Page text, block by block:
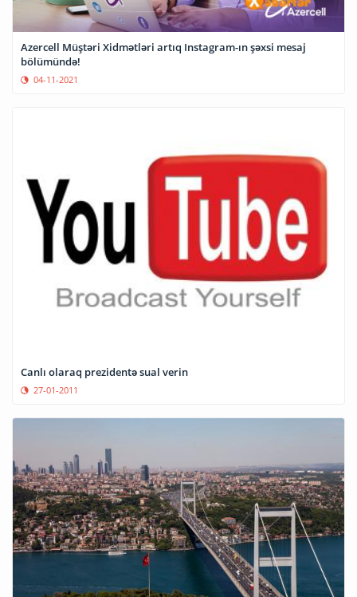
Azercell Müştəri Xidmətləri artıq Instagram-ın şəxsi mesaj
bölümündə!
04-11-2021
Canlı olaraq prezidentə sual verin
27-01-2011